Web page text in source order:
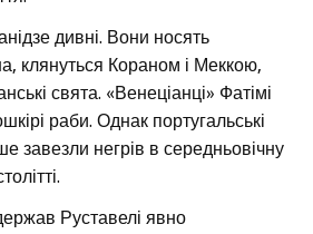
дивні. Вони носять
клянуться Кораном і Меккою,
свята. «Венеціанці» Фатімі
раби. Однак португальські
завезли негрів в середньовічну
Руставелі явно